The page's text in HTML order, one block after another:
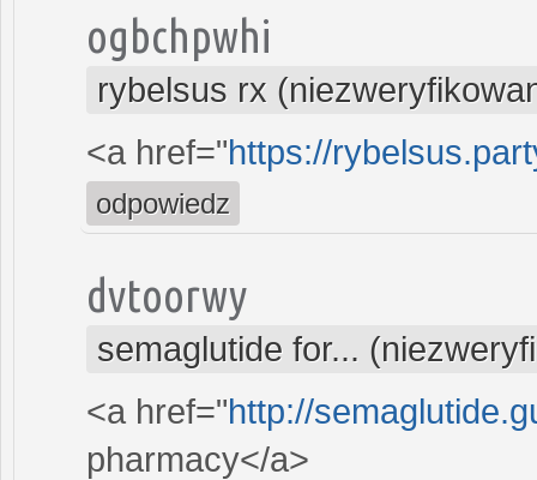
ogbchpwhi
rybelsus rx
<a href="https://
odpowiedz
dvtoorwy
semaglutide for...
<a href="http://
pharmacy</a>